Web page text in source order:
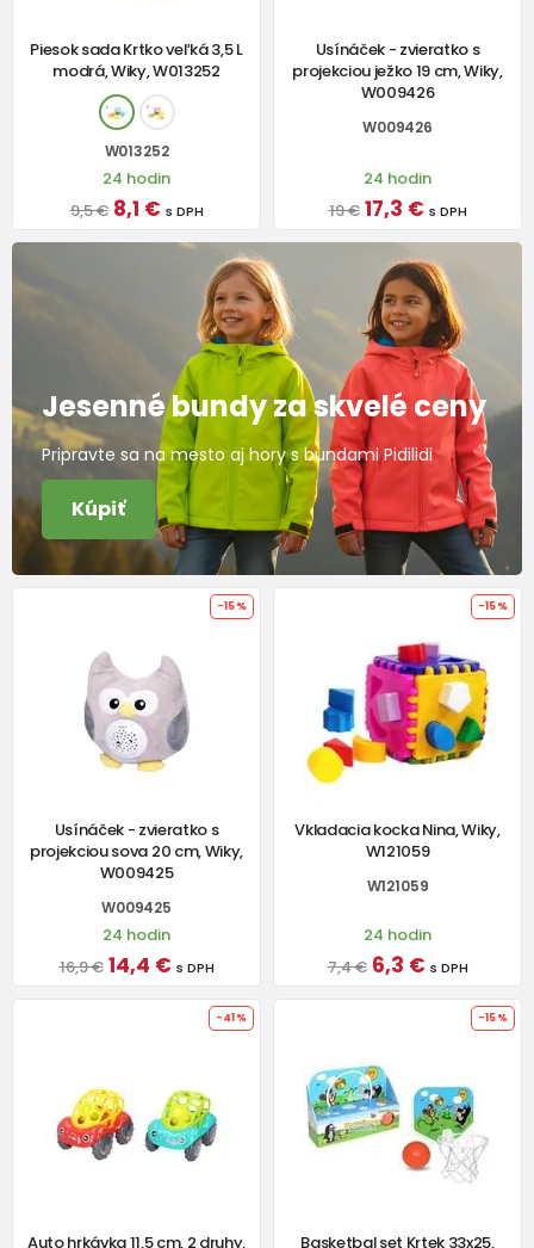
Piesok sada Krtko veľká 3,5 L
modrá, Wiky, W013252
W013252
24 hodin
9,5 € 8,1 € s DPH
Usínáček - zvieratko s
projekciou ježko 19 cm, Wiky,
W009426
W009426
24 hodin
19 € 17,3 € s DPH
Jesenné bundy za skvelé ceny
Pripravte sa na mesto aj hory s bundami Pidilidi
Kúpiť
-15%
Usínáček - zvieratko s
projekciou sova 20 cm, Wiky,
W009425
W009425
24 hodin
16,9 € 14,4 € s DPH
-15%
Vkladacia kocka Nina, Wiky,
W121059
W121059
24 hodin
7,4 € 6,3 € s DPH
-41%
Auto hrkávka 11,5 cm, 2 druhy,
-15%
Basketbal set Krtek 33x25,